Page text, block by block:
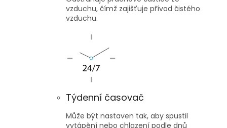
vzduchu, čímž zajišťuje přívod čistého
vzduchu.
Týdenní časovač
Může být nastaven tak, aby spustil
vytápění nebo chlazení podle dnů